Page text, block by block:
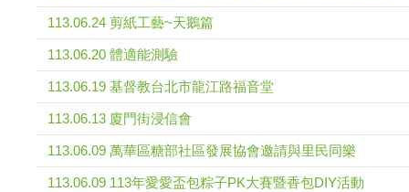
113.06.24 剪紙工藝~天鵝篇
113.06.20 體適能測驗
113.06.19 基督教台北市龍江路福音堂
113.06.13 廈門街浸信會
113.06.09 萬華區糖部社區發展協會邀請與里民同樂
113.06.09 113年愛愛盃包粽子PK大賽暨香包DIY活動